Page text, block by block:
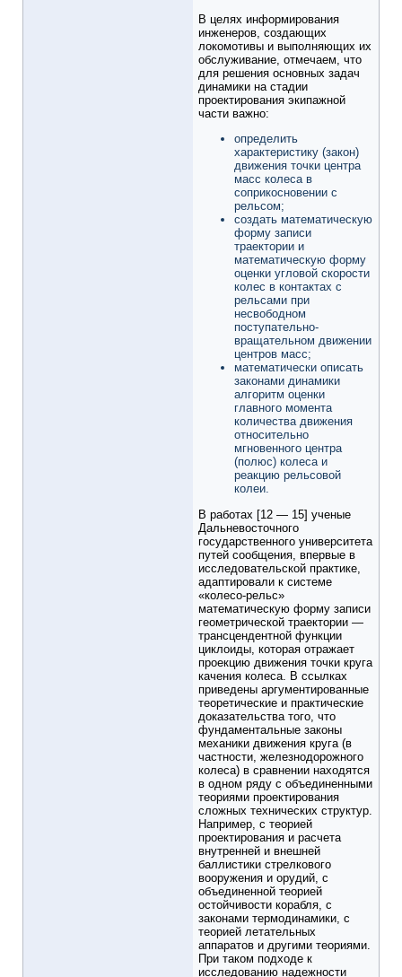
В целях информирования
инженеров, создающих
локомотивы и выполняющих их
обслуживание, отмечаем, что
для решения основных задач
динамики на стадии
проектирования экипажной
части важно:
определить
характеристику (закон)
движения точки центра
масс колеса в
соприкосновении с
рельсом;
создать математическую
форму записи
траектории и
математическую форму
оценки угловой скорости
колес в контактах с
рельсами при
несвободном
поступательно-
вращательном движении
центров масс;
математически описать
законами динамики
алгоритм оценки
главного момента
количества движения
относительно
мгновенного центра
(полюс) колеса и
реакцию рельсовой
колеи.
В работах [12 — 15] ученые
Дальневосточного
государственного университета
путей сообщения, впервые в
исследовательской практике,
адаптировали к системе
«колесо-рельс»
математическую форму записи
геометрической траектории —
трансцендентной функции
циклоиды, которая отражает
проекцию движения точки круга
качения колеса. В ссылках
приведены аргументированные
теоретические и практические
доказательства того, что
фундаментальные законы
механики движения круга (в
частности, железнодорожного
колеса) в сравнении находятся
в одном ряду с объединенными
теориями проектирования
сложных технических структур.
Например, с теорией
проектирования и расчета
внутренней и внешней
баллистики стрелкового
вооружения и орудий, с
объединенной теорией
остойчивости корабля, с
законами термодинамики, с
теорией летательных
аппаратов и другими теориями.
При таком подходе к
исследованию надежности